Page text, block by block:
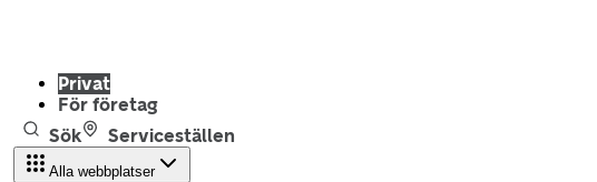
Privat
För företag
Sök
Serviceställen
Alla webbplatser